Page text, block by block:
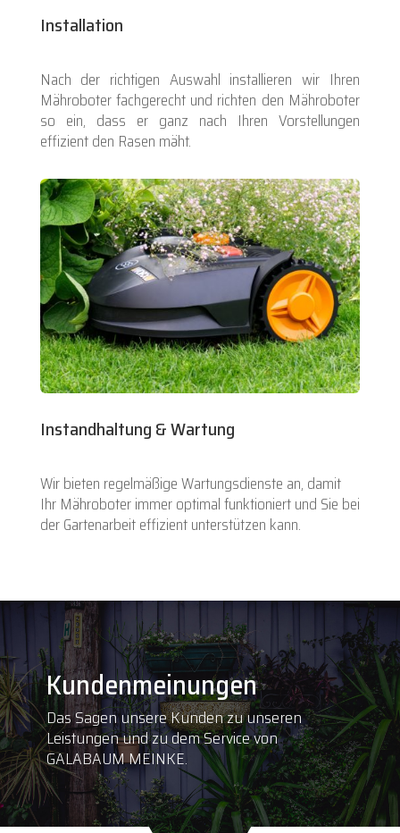
Installation
Nach der richtigen Auswahl installieren wir Ihren
Mähroboter fachgerecht und richten den Mähroboter
so ein, dass er ganz nach Ihren Vorstellungen
effizient den Rasen mäht.
Instandhaltung & Wartung
Wir bieten regelmäßige Wartungsdienste an, damit
Ihr Mähroboter immer optimal funktioniert und Sie bei
der Gartenarbeit effizient unterstützen kann.
Kundenmeinungen
Das Sagen unsere Kunden zu unseren
Leistungen und zu dem Service von
GALABAUM MEINKE.